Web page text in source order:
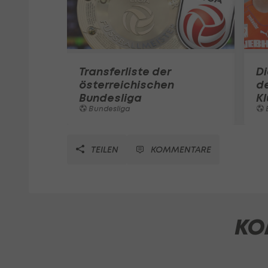
Transferliste der
österreichischen
Bundesliga
Bundesliga
TEILEN KOMMENTARE